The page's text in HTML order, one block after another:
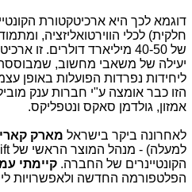
דוגמא לכך היא ארכיטקטורת
חלקית) לכלי הווירטואליזציה,
של 40-50 מיליארד דולרים.
יעילה של משאבי מחשוב,
ליחידות נפרדות הפועלות באופן
הזו כבר אומצה ע"י חברות ענק
אמזון, גולדמן סאקס ונטפליקס.
לאחרונה ביקר בישראל מארק קארי
למעלה) - מנהל המוצר הראשי של
הקונטיינרים של החברה. קיימתי
הפלטפורמה החדשה ולאפשרויות